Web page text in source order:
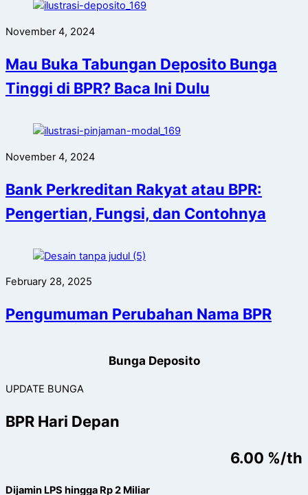
November 4, 2024
Mau Buka Tabungan Deposito Bunga
Tinggi di BPR? Baca Ini Dulu
November 4, 2024
Bank Perkreditan Rakyat atau BPR:
Pengertian, Fungsi, dan Contohnya
February 28, 2025
Pengumuman Perubahan Nama BPR
Bunga Deposito
UPDATE BUNGA
BPR Hari Depan
6.00 %/th
Dijamin LPS hingga Rp 2 Miliar